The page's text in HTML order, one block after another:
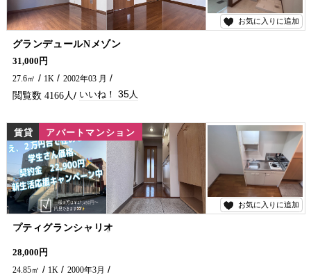
お気に入りに追加
グランデュールNメゾン
コンビニ・バス停が近く、通学にも便利な学生さんにもおすすめの賃貸アパートです。 インターネット無料や充実した設備が魅力。 生活しやすい環境で、初めての一人暮らしにも安心です♪ 気になる方はお気軽に五ヶ瀬不動産へお問合せください😊
31,000円
27.6㎡
1K 2002年03 月
4166 35
お気に入りに追加
賃貸 アパートマンション
プティグランシャリオ
学生様限定！初期費用の22,900円⁉敷金・礼金・仲介手数料不要！！ 社会人の方もお安くご入居できますので、ご相談ください♪ インターネット無料や充実した設備が魅力の賃貸アパートです🏠✨ 大学への通学にも便利なバス停も近く学生さんにもおすすめします！ 延岡市でアパートをお探しなら五ヶ瀬不動産へお気軽にお問合せください♪
28,000円
24.85㎡
1K 2000年3月